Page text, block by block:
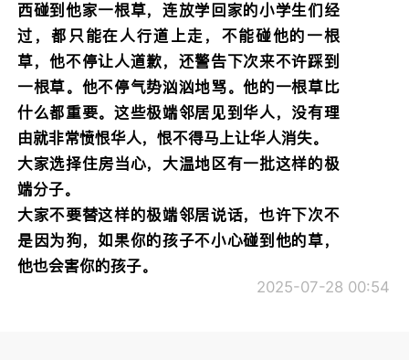
西碰到他家一根草，连放学回家的小学生们经
过，都只能在人行道上走，不能碰他的一根
草，他不停让人道歉，还警告下次来不许踩到
一根草。他不停气势汹汹地骂。他的一根草比
什么都重要。这些极端邻居见到华人，没有理
由就非常愤恨华人，恨不得马上让华人消失。
大家选择住房当心，大温地区有一批这样的极
端分子。
大家不要替这样的极端邻居说话，也许下次不
是因为狗，如果你的孩子不小心碰到他的草，
他也会害你的孩子。
2025-07-28 00:54